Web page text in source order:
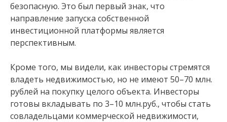
безопасную. Это был первый знак, что
направление запуска собственной
инвестиционной платформы является
перспективным.
Кроме того, мы видели, как инвесторы стремятся
владеть недвижимостью, но не имеют 50–70 млн.
рублей на покупку целого объекта. Инвесторы
готовы вкладывать по 3–10 млн.руб., чтобы стать
совладельцами коммерческой недвижимости,